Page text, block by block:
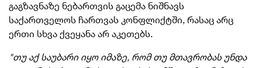
გაგზავნაზე ნებართვის გაცემა ნიშნავს
საქართველოს ჩართვას კონფლიქტში, რასაც არც
ერთი სხვა ქვეყანა არ აკეთებს.
"თუ აქ საუბარი იყო იმაზე, რომ თუ მთავრობას უნდა